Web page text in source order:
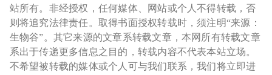
站所有。非经授权，任何媒体、网站或个人不得转载，否
则将追究法律责任。取得书面授权转载时，须注明“来源：
生物谷”。其它来源的文章系转载文章，本网所有转载文章
系出于传递更多信息之目的，转载内容不代表本站立场。
不希望被转载的媒体或个人可与我们联系，我们将立即进